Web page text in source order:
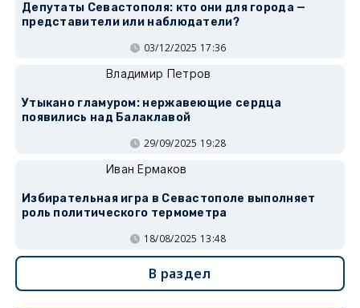
Депутаты Севастополя: кто они для города —
представители или наблюдатели?
03/12/2025 17:36
Владимир Петров
Утыкано гламуром: нержавеющие сердца
появились над Балаклавой
29/09/2025 19:28
Иван Ермаков
Избирательная игра в Севастополе выполняет
роль политического термометра
18/08/2025 13:48
В раздел